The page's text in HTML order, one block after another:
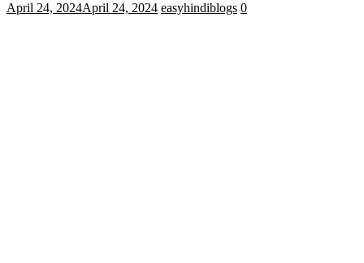
April 24, 2024April 24, 2024 easyhindiblogs 0